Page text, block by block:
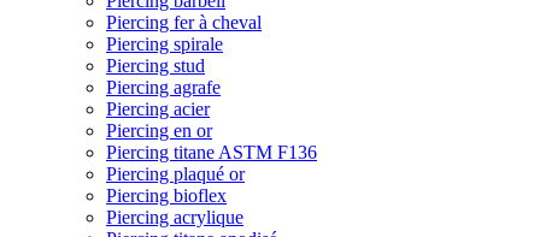
Piercing fer à cheval
Piercing spirale
Piercing stud
Piercing agrafe
Piercing acier
Piercing en or
Piercing titane ASTM F136
Piercing plaqué or
Piercing bioflex
Piercing acrylique